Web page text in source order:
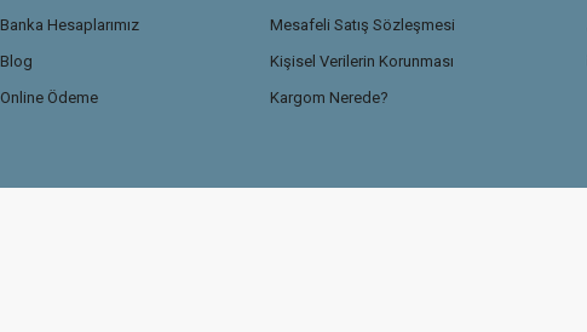
Banka Hesaplarımız
Blog
Online Ödeme
Mesafeli Satış Sözleşmesi
Kişisel Verilerin Korunması
Kargom Nerede?